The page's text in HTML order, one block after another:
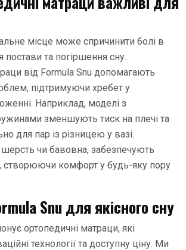
місце може спричинити болі в
постави та погіршення сну.
від Formula Snu допомагають
підтримуючи хребет у
Наприклад, моделі з
зменшують тиск на плечі та
для пар із різницею у вазі.
шерсть чи бавовна, забезпечують
створюючи комфорт у будь-яку пору
Snu для якісного сну
ортопедичні матраци, які
технології та доступну ціну. Ми